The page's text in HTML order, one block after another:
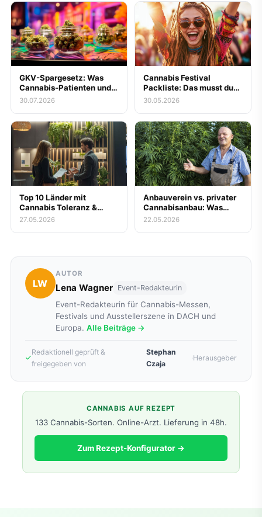
GKV-Spargesetz: Was
Cannabis-Patienten und
Messe-Besucher zur
Blüten jetzt wissen
müssen
30.07.2026
Cannabis Festival
Packliste: Das musst du
mitnehmen
30.05.2026
Top 10 Länder mit
Cannabis Toleranz &
Legalität
27.05.2026
Anbauverein vs. privater
Cannabisanbau: Was
lohnt sich wirklich?
22.05.2026
LW
AUTOR
Lena Wagner Event-Redakteurin
Event-Redakteurin für Cannabis-Messen,
Festivals und Ausstellerszene in DACH und
Europa. Alle Beiträge →
Redaktionell geprüft &
freigegeben von
Stephan
Czaja
·Herausgeber
CANNABIS AUF REZEPT
133 Cannabis-Sorten. Online-Arzt. Lieferung in 48h.
Zum Rezept-Konfigurator →